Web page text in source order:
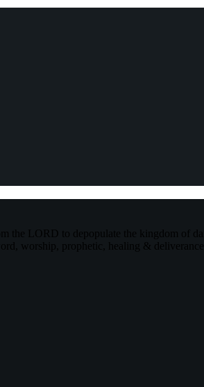
the LORD to depopulate the kingdom of
worship, prophetic, healing & deliverance.